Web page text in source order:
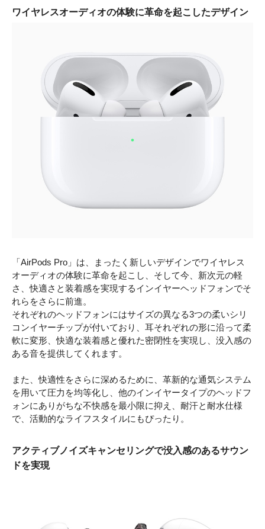
ワイヤレスオーディオの体験に革命を起こしたデザイン
「AirPods Pro」は、まったく新しいデザインでワイヤレス
オーディオの体験に革命を起こし、そして今、新次元の軽
さ、快適さと装着感を実現するインイヤーヘッドフォンでそ
れらをさらに前進。
それぞれのヘッドフォンにはサイズの異なる3つの柔いシリ
コンイヤーチップが付いており、耳それぞれの形に沿って柔
軟に変形、快適な装着感と優れた密閉性を実現し、没入感の
ある音を提供してくれます。
また、快適性をさらに深めるために、革新的な通気システム
を用いて圧力を均等化し、他のインイヤータイプのヘッドフ
ォンにありがちな不快感を最小限に抑え、耐汗と耐水仕様
で、活動的なライフスタイルにもぴったり。
アクティブノイズキャンセリングで没入感のあるサウン
ドを実現